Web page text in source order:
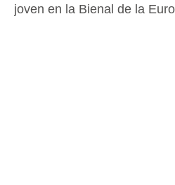
joven en la Bienal de la